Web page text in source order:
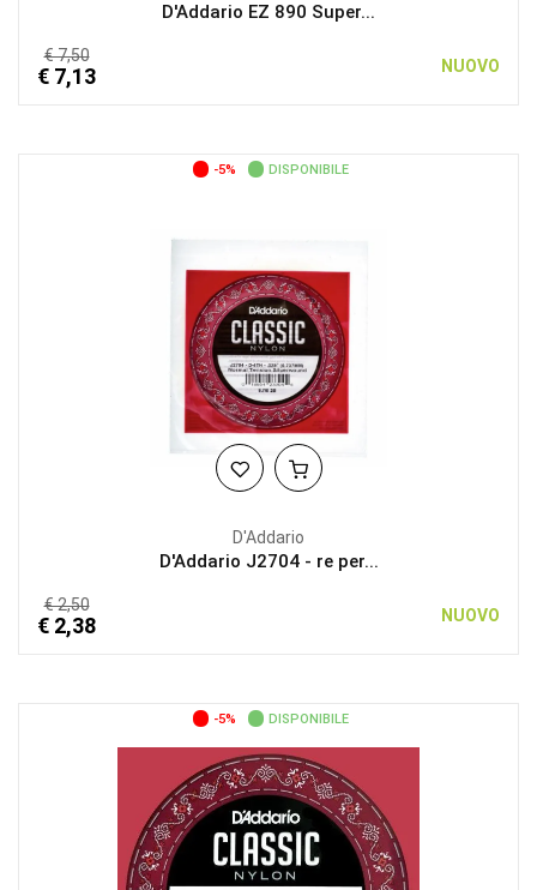
D'Addario EZ 890 Super...
€ 7,50
€ 7,13 NUOVO
-5% DISPONIBILE
D'Addario
D'Addario J2704 - re per...
€ 2,50
€ 2,38 NUOVO
-5% DISPONIBILE